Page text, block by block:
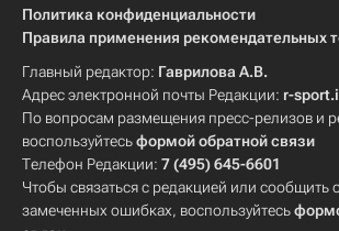
Политика конфиденциальности
Правила применения рекомендательных
Главный редактор: Гаврилова А.В.
Адрес электронной почты Редакции: r-
По вопросам размещения пресс-релизов и
воспользуйтесьформой обратной связи
Телефон Редакции: 7 (495) 645-6601
Чтобы связаться с редакцией или сообщить
замеченных ошибках, воспользуйтесь